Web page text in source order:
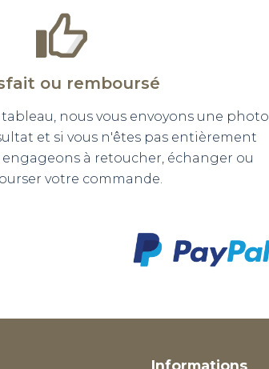
ou remboursé
nous vous envoyons une photo
et si vous n'êtes pas entièrement
à retoucher, échanger ou
votre commande.